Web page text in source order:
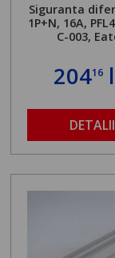
Siguranta
1P+N, 16A,
C-003,
20416
DETALII